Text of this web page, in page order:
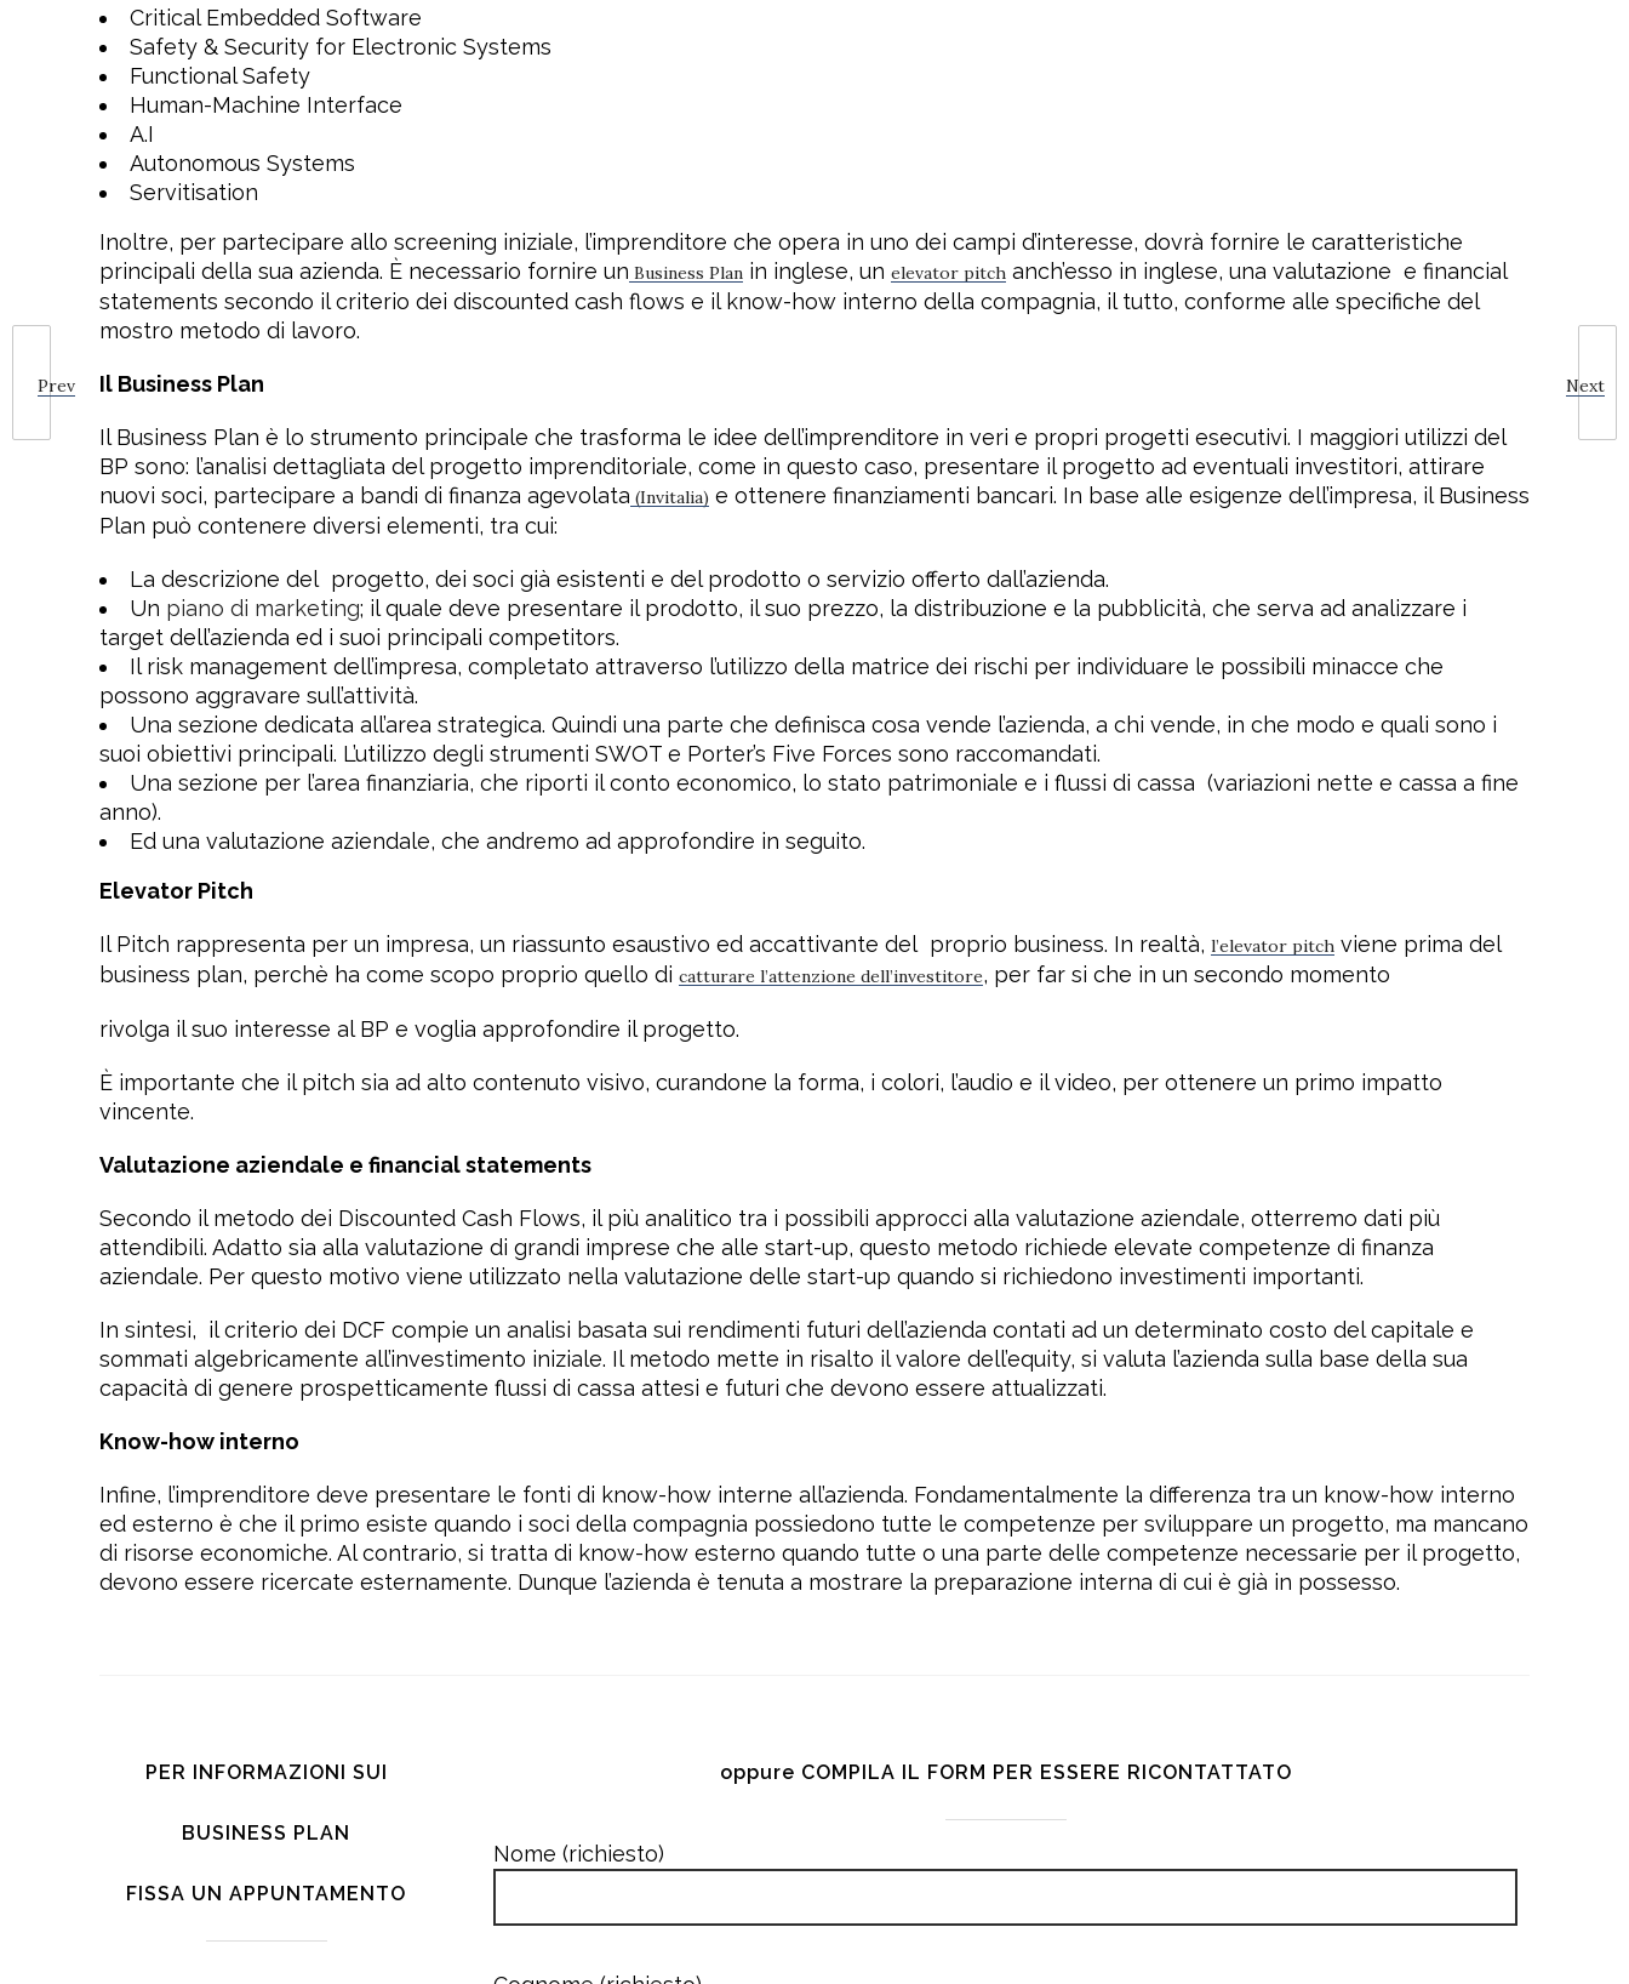
Prev Next
Critical Embedded Software
Safety & Security for Electronic Systems
Functional Safety
Human-Machine Interface
A.I
Autonomous Systems
Servitisation
Inoltre, per partecipare allo screening iniziale, l’imprenditore che opera in uno dei campi d’interesse, dovrà fornire le caratteristiche
principali della sua azienda. È necessario fornire un Business Plan in inglese, un elevator pitch anch’esso in inglese, una valutazione e financial
statements secondo il criterio dei discounted cash flows e il know-how interno della compagnia, il tutto, conforme alle specifiche del
mostro metodo di lavoro.
Il Business Plan
Il Business Plan è lo strumento principale che trasforma le idee dell’imprenditore in veri e propri progetti esecutivi. I maggiori utilizzi del
BP sono: l’analisi dettagliata del progetto imprenditoriale, come in questo caso, presentare il progetto ad eventuali investitori, attirare
nuovi soci, partecipare a bandi di finanza agevolata (Invitalia) e ottenere finanziamenti bancari. In base alle esigenze dell’impresa, il Business
Plan può contenere diversi elementi, tra cui:
La descrizione del progetto, dei soci già esistenti e del prodotto o servizio offerto dall’azienda.
Un piano di marketing; il quale deve presentare il prodotto, il suo prezzo, la distribuzione e la pubblicità, che serva ad analizzare i
target dell’azienda ed i suoi principali competitors.
Il risk management dell’impresa, completato attraverso l’utilizzo della matrice dei rischi per individuare le possibili minacce che
possono aggravare sull’attività.
Una sezione dedicata all’area strategica. Quindi una parte che definisca cosa vende l’azienda, a chi vende, in che modo e quali sono i
suoi obiettivi principali. L’utilizzo degli strumenti SWOT e Porter’s Five Forces sono raccomandati.
Una sezione per l’area finanziaria, che riporti il conto economico, lo stato patrimoniale e i flussi di cassa (variazioni nette e cassa a fine
anno).
Ed una valutazione aziendale, che andremo ad approfondire in seguito.
Elevator Pitch
Il Pitch rappresenta per un impresa, un riassunto esaustivo ed accattivante del proprio business. In realtà, l’elevator pitch viene prima del
business plan, perchè ha come scopo proprio quello di catturare l’attenzione dell’investitore, per far si che in un secondo momento
rivolga il suo interesse al BP e voglia approfondire il progetto.
È importante che il pitch sia ad alto contenuto visivo, curandone la forma, i colori, l’audio e il video, per ottenere un primo impatto
vincente.
Valutazione aziendale e financial statements
Secondo il metodo dei Discounted Cash Flows, il più analitico tra i possibili approcci alla valutazione aziendale, otterremo dati più
attendibili. Adatto sia alla valutazione di grandi imprese che alle start-up, questo metodo richiede elevate competenze di finanza
aziendale. Per questo motivo viene utilizzato nella valutazione delle start-up quando si richiedono investimenti importanti.
In sintesi, il criterio dei DCF compie un analisi basata sui rendimenti futuri dell’azienda contati ad un determinato costo del capitale e
sommati algebricamente all’investimento iniziale. Il metodo mette in risalto il valore dell’equity, si valuta l’azienda sulla base della sua
capacità di genere prospetticamente flussi di cassa attesi e futuri che devono essere attualizzati.
Know-how interno
Infine, l’imprenditore deve presentare le fonti di know-how interne all’azienda. Fondamentalmente la differenza tra un know-how interno
ed esterno è che il primo esiste quando i soci della compagnia possiedono tutte le competenze per sviluppare un progetto, ma mancano
di risorse economiche. Al contrario, si tratta di know-how esterno quando tutte o una parte delle competenze necessarie per il progetto,
devono essere ricercate esternamente. Dunque l’azienda è tenuta a mostrare la preparazione interna di cui è già in possesso.
PER INFORMAZIONI SUI
BUSINESS PLAN
FISSA UN APPUNTAMENTO
oppure COMPILA IL FORM PER ESSERE RICONTATTATO
Nome (richiesto)